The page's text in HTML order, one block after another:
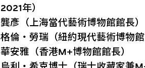
2021年）
龔彥（上海當代藝術博物館館長）
格倫‧勞瑞（紐約現代藝術博物
華安雅（香港M+博物館館長）